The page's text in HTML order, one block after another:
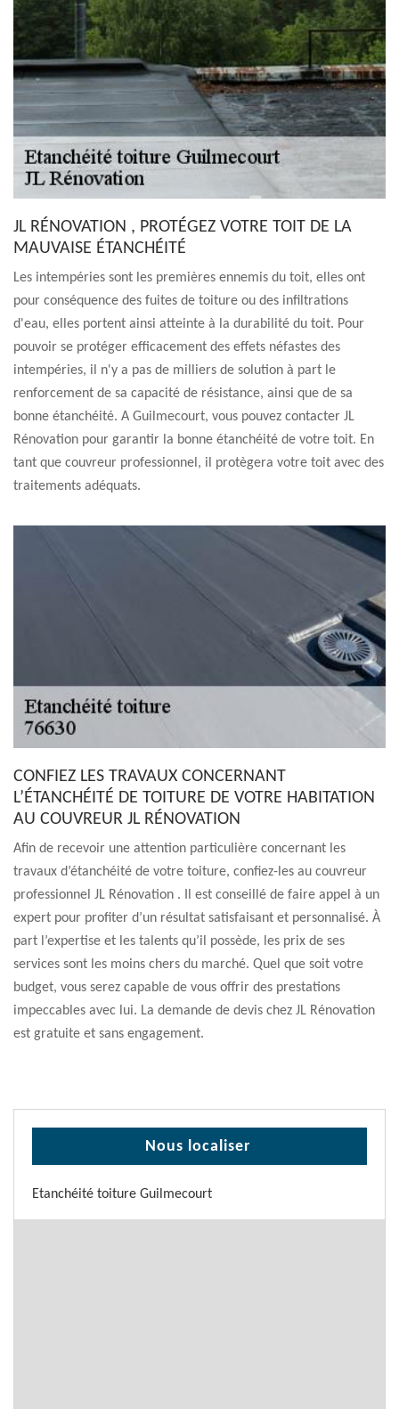
JL RÉNOVATION , PROTÉGEZ VOTRE TOIT DE LA
MAUVAISE ÉTANCHÉITÉ
Les intempéries sont les premières ennemis du toit, elles ont
pour conséquence des fuites de toiture ou des infiltrations
d'eau, elles portent ainsi atteinte à la durabilité du toit. Pour
pouvoir se protéger efficacement des effets néfastes des
intempéries, il n'y a pas de milliers de solution à part le
renforcement de sa capacité de résistance, ainsi que de sa
bonne étanchéité. A Guilmecourt, vous pouvez contacter JL
Rénovation pour garantir la bonne étanchéité de votre toit. En
tant que couvreur professionnel, il protègera votre toit avec des
traitements adéquats.
CONFIEZ LES TRAVAUX CONCERNANT
L’ÉTANCHÉITÉ DE TOITURE DE VOTRE HABITATION
AU COUVREUR JL RÉNOVATION
Afin de recevoir une attention particulière concernant les
travaux d’étanchéité de votre toiture, confiez-les au couvreur
professionnel JL Rénovation . Il est conseillé de faire appel à un
expert pour profiter d’un résultat satisfaisant et personnalisé. À
part l’expertise et les talents qu’il possède, les prix de ses
services sont les moins chers du marché. Quel que soit votre
budget, vous serez capable de vous offrir des prestations
impeccables avec lui. La demande de devis chez JL Rénovation
est gratuite et sans engagement.
Nous localiser
Etanchéité toiture Guilmecourt